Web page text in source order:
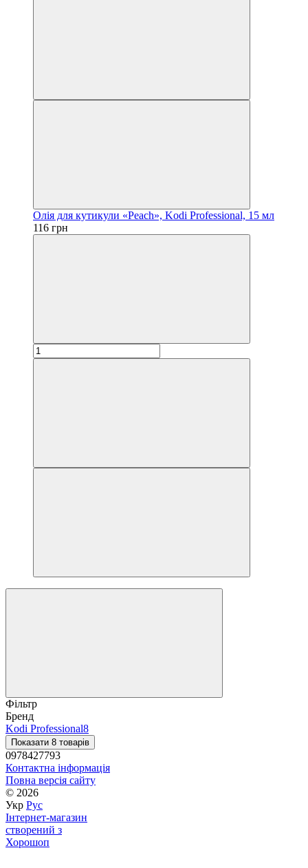
Олія для кутикули «Peach», Kodi Professional, 15 мл
116 грн
Фільтр
Бренд
Kodi Professional8
Показати 8 товарів
0978427793
Контактна інформація
Повна версія сайту
© 2026
Укр Рус
Інтернет-магазин
створений з
Хорошоп